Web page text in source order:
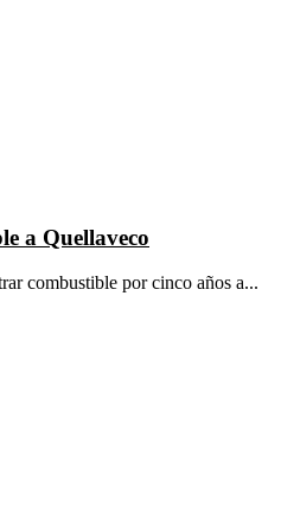
a Quellaveco
combustible por cinco años a...